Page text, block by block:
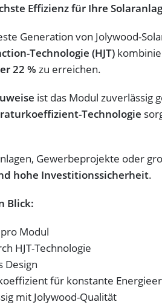
Effizienz für Ihre
Generation von Jolywood-
Technologie (HJT)
22 % zu erreichen.
ist das Modul zuverlässig
Technologie
Gewerbeprojekte oder
hohe Investitionssicherheit.
Blick:
Modul
HJT-Technologie
Design
für konstante
mit Jolywood-Qualität